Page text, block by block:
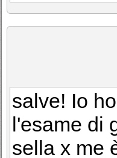
salve! Io
l'esame di
sella x me